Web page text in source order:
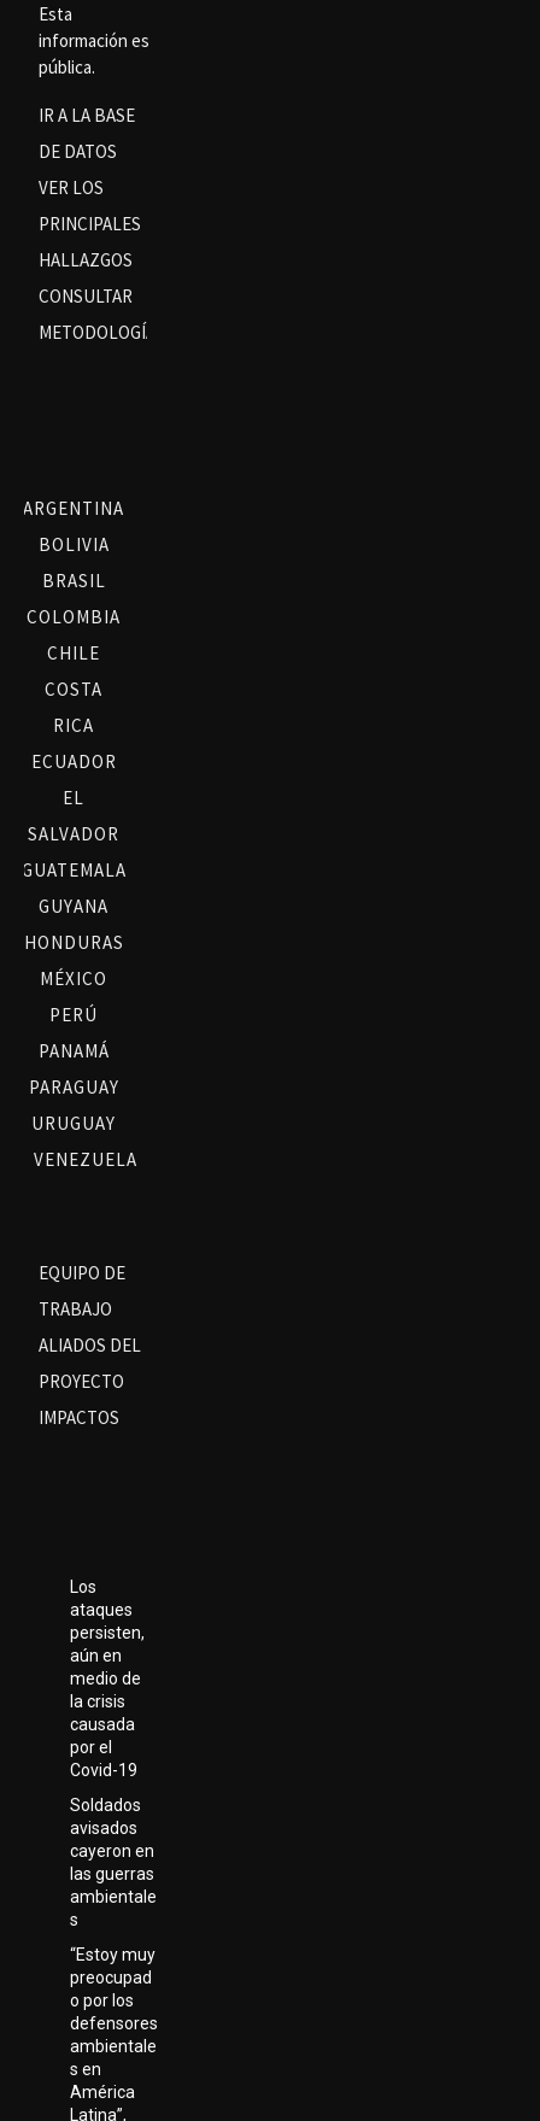
Esta
información es
pública.
IR A LA BASE
DE DATOS
VER LOS
PRINCIPALES
HALLAZGOS
CONSULTAR
METODOLOGÍA
ARGENTINA
BOLIVIA
BRASIL
COLOMBIA
CHILE
COSTA
RICA
ECUADOR
EL
SALVADOR
GUATEMALA
GUYANA
HONDURAS
MÉXICO
PERÚ
PANAMÁ
PARAGUAY
URUGUAY
VENEZUELA
EQUIPO DE
TRABAJO
ALIADOS DEL
PROYECTO
IMPACTOS
Los
ataques
persisten,
aún en
medio de
la crisis
causada
por el
Covid-19
Soldados
avisados
cayeron en
las guerras
ambientale
s
“Estoy muy
preocupad
o por los
defensores
ambientale
s en
América
Latina”,